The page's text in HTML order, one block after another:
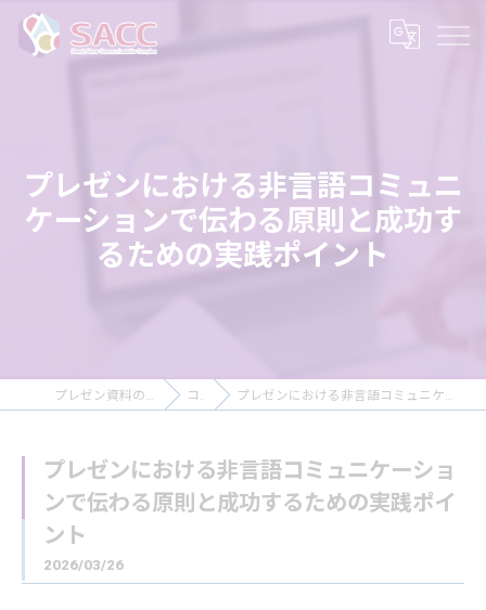
プレゼンにおける非言語コミュニ
ケーションで伝わる原則と成功す
るための実践ポイント
プレゼン資料の作成ならSACC株式会社 コラム プレゼンにおける非言語コミュニケーションで伝わる原則と成功するための実践ポイント
プレゼンにおける非言語コミュニケーショ
ンで伝わる原則と成功するための実践ポイ
ント
2026/03/26